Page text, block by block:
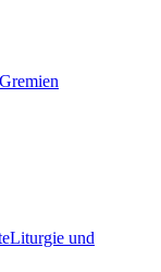
Liturgie und